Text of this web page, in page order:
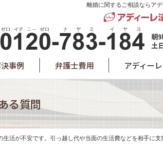
離婚に関するご相談ならア
事例 弁護士費用 アディー
る質問
活が不安です。引っ越し代や当面の生活費などを相手に支